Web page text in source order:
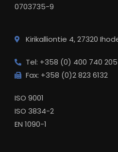
0703735-9
Kirikalliontie 4, 27320
Tel: +358 (0) 400 740 205
Fax: +358 (0)2 823 6132
ISO 9001
ISO 3834-2
EN 1090-1